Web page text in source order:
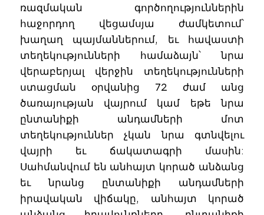
ռազմական գործողություններին
հաջորդող վեցամսյա ժամկետում՝
խաղաղ պայմաններում, եւ հավաստի
տեղեկությունների համաձայն՝ նրա
վերաբերյալ վերջին տեղեկությունների
ստացման օրվանից 72 ժամ անց
ծառայության վայրում կամ եթե նրա
ընտանիքի անդամների մոտ
տեղեկություններ չկան նրա գտնվելու
վայրի եւ ճակատագրի մասին:
Սահմանվում են անհայտ կորած անձանց
եւ նրանց ընտանիքի անդամների
իրավական վիճակը, անհայտ կորած